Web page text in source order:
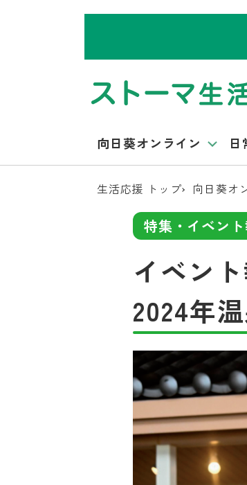
向日葵オンライン 日
生活応援 トップ 向日葵オ
特集・イベン
イベン
2024年